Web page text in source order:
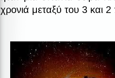
χρονιά μεταξύ του 3 και